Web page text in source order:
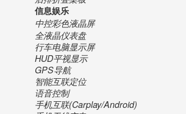
信息娱乐
中控彩色液晶屏
全液晶仪表盘
行车电脑显示屏
HUD平视显示
GPS导航
智能互联定位
语音控制
手机互联(Carplay/Android)